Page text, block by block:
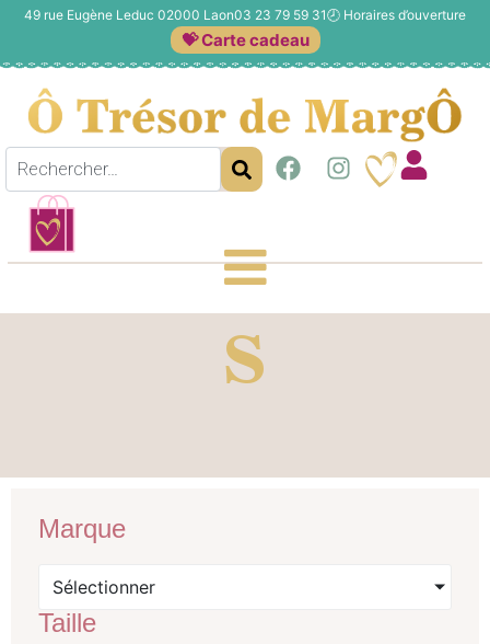
49 rue Eugène Leduc 02000 Laon03 23 79 59 31🕗 Horaires d’ouverture
💝 Carte cadeau
S
Marque
Sélectionner
Taille